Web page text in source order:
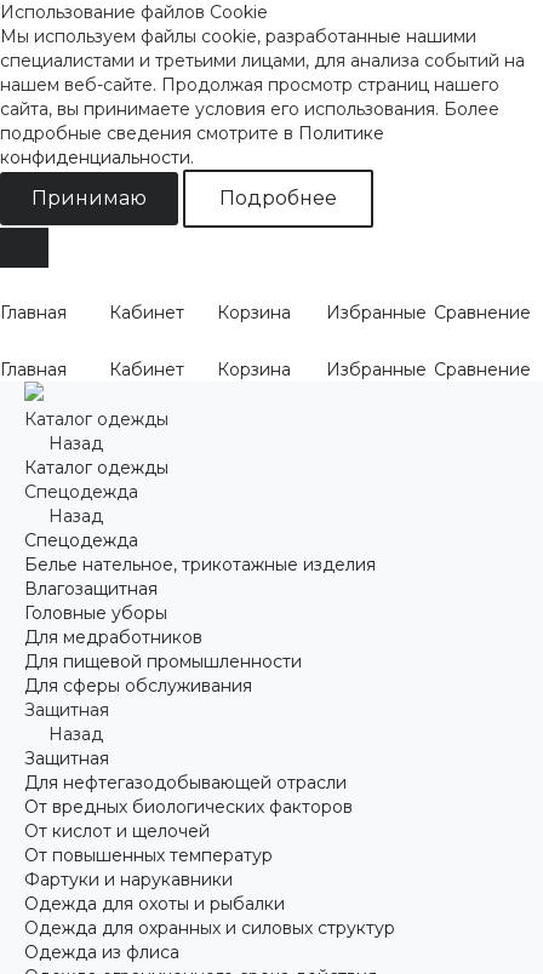
Использование файлов Cookie
Мы используем файлы cookie, разработанные нашими
специалистами и третьими лицами, для анализа событий на
нашем веб-сайте. Продолжая просмотр страниц нашего
сайта, вы принимаете условия его использования. Более
подробные сведения смотрите в Политике
конфиденциальности.
Принимаю Подробнее
Главная Кабинет Корзина Избранные Сравнение
Главная Кабинет Корзина Избранные Сравнение
Каталог одежды
Назад
Каталог одежды
Спецодежда
Назад
Спецодежда
Белье нательное, трикотажные изделия
Влагозащитная
Головные уборы
Для медработников
Для пищевой промышленности
Для сферы обслуживания
Защитная
Назад
Защитная
Для нефтегазодобывающей отрасли
От вредных биологических факторов
От кислот и щелочей
От повышенных температур
Фартуки и нарукавники
Одежда для охоты и рыбалки
Одежда для охранных и силовых структур
Одежда из флиса